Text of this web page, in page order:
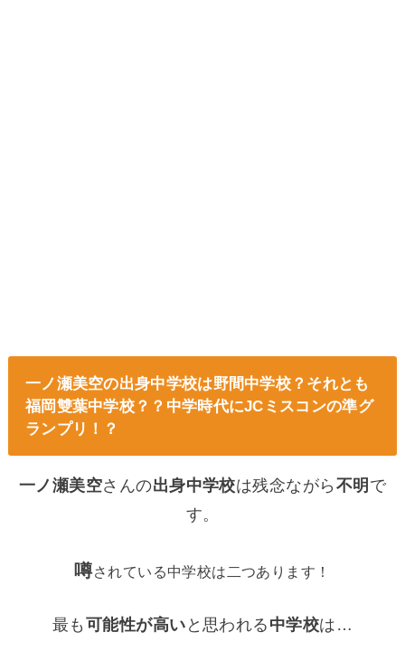
一ノ瀬美空の出身中学校は野間中学校？それとも
福岡雙葉中学校？？中学時代にJCミスコンの準グ
ランプリ！？
一ノ瀬美空さんの出身中学校は残念ながら 不明 で
す。
噂されている中学校は二つあります！
最も 可能性が高い と思われる 中学校は…